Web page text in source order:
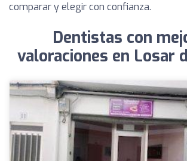
comparar y elegir con confianza.
Dentistas con
valoraciones en Losar